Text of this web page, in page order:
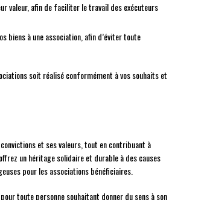
valeur, afin de faciliter le travail des exécuteurs
biens à une association, afin d’éviter toute
soit réalisé conformément à vos souhaits et
et ses valeurs, tout en contribuant à
un héritage solidaire et durable à des causes
pour les associations bénéficiaires.
toute personne souhaitant donner du sens à son